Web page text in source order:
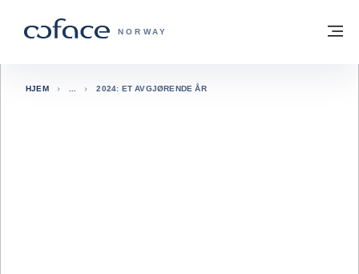
COFACE FOR TRADE - HJEMMESIDE
NORWAY
Tilbake til hjemmesiden
HJEM 2024: ET AVGJØRENDE ÅR